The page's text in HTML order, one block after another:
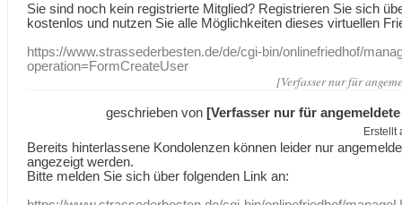
Sie sind noch kein registrierte Mitglied? Registrieren Sie sich
kostenlos und nutzen Sie alle Möglichkeiten dieses virtuellen
https://www.strassederbesten.de/de/cgi-bin/onlinefriedhof/
operation=FormCreateUser
[Verfasser nur für
geschrieben von [Verfasser nur für
Erstellt
Bereits hinterlassene Kondolenzen können leider nur
angezeigt werden.
Bitte melden Sie sich über folgenden Link an: